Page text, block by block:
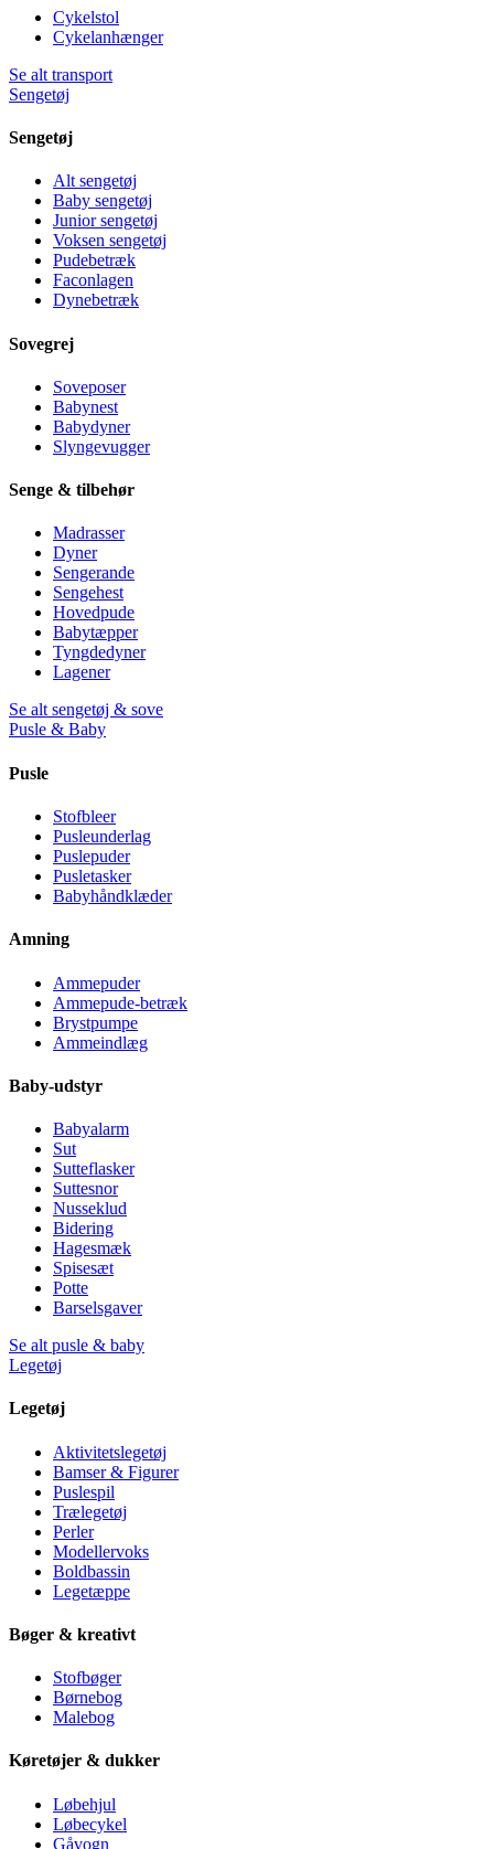
Cykelstol
Cykelanhænger
Se alt transport
Sengetøj
Sengetøj
Alt sengetøj
Baby sengetøj
Junior sengetøj
Voksen sengetøj
Pudebetræk
Faconlagen
Dynebetræk
Sovegrej
Soveposer
Babynest
Babydyner
Slyngevugger
Senge & tilbehør
Madrasser
Dyner
Sengerande
Sengehest
Hovedpude
Babytæpper
Tyngdedyner
Lagener
Se alt sengetøj & sove
Pusle & Baby
Pusle
Stofbleer
Pusleunderlag
Puslepuder
Pusletasker
Babyhåndklæder
Amning
Ammepuder
Ammepude-betræk
Brystpumpe
Ammeindlæg
Baby-udstyr
Babyalarm
Sut
Sutteflasker
Suttesnor
Nusseklud
Bidering
Hagesmæk
Spisesæt
Potte
Barselsgaver
Se alt pusle & baby
Legetøj
Legetøj
Aktivitetslegetøj
Bamser & Figurer
Puslespil
Trælegetøj
Perler
Modellervoks
Boldbassin
Legetæppe
Bøger & kreativt
Stofbøger
Børnebog
Malebog
Køretøjer & dukker
Løbehjul
Løbecykel
Gåvogn